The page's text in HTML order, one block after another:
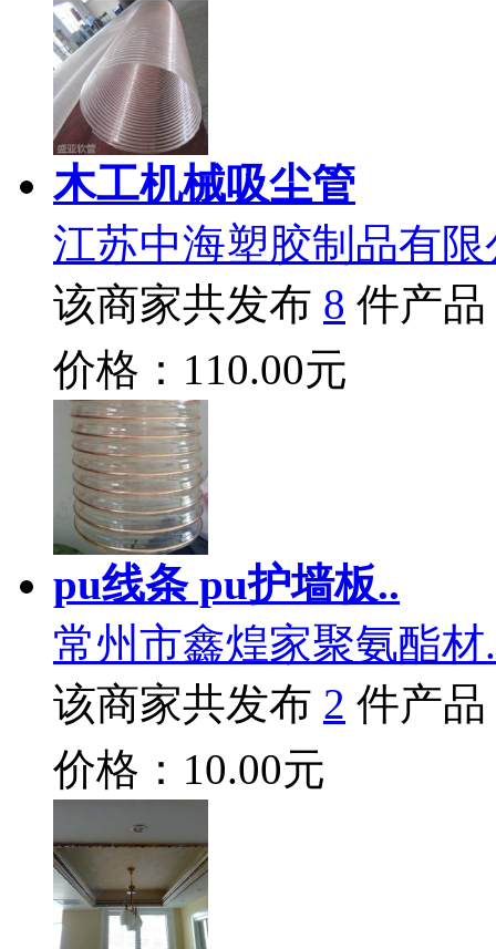
木工机械吸尘管
江苏中海塑胶制品有限
该商家共发布 8 件产品
价格：110.00元
pu线条 pu护墙板..
常州市鑫煌家聚氨酯材
该商家共发布 2 件产品
价格：10.00元